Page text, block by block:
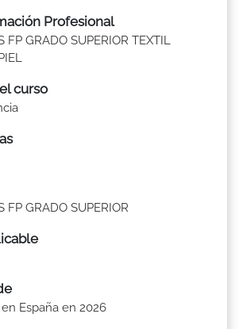
Profesional
FP GRADO SUPERIOR TEXTIL
curso
FP GRADO SUPERIOR
España en 2026